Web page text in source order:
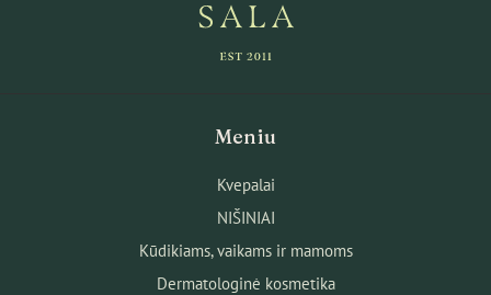
Meniu
Kvepalai
NIŠINIAI
Kūdikiams, vaikams ir mamoms
Dermatologinė kosmetika